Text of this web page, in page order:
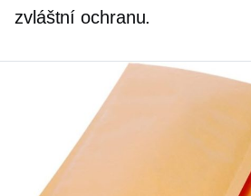
zvláštní ochranu.